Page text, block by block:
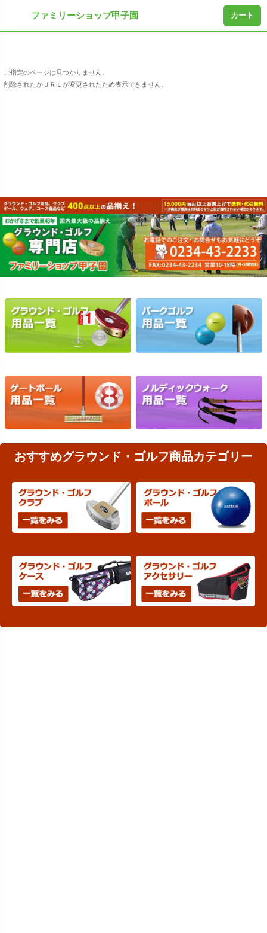
おすすめグラウンド・ゴルフ商品カテゴリー
ご指定のページは見つかりません。
削除されたかＵＲＬが変更されたため表示できません。
ファミリーショップ甲子園 カート